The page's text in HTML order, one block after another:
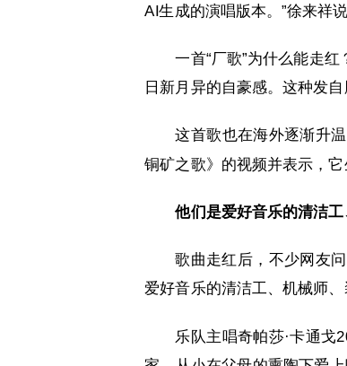
AI生成的演唱版本。”徐来祥说
一首“厂歌”为什么能走
日新月异的自豪感。这种发
这首歌也在海外逐渐升
铜矿之歌》的视频并表示，
他们是爱好音乐的清洁
歌曲走红后，不少网友
爱好音乐的清洁工、机械师
乐队主唱奇帕莎·卡通戈